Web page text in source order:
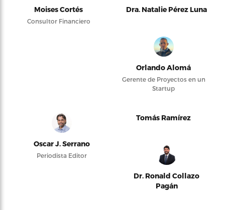
Moises Cortés
Consultor Financiero
Dra. Natalie Pérez Luna
Orlando Alomá
Gerente de Proyectos en un
Startup
Oscar J. Serrano
Periodista Editor
Tomás Ramírez
Dr. Ronald Collazo
Pagán